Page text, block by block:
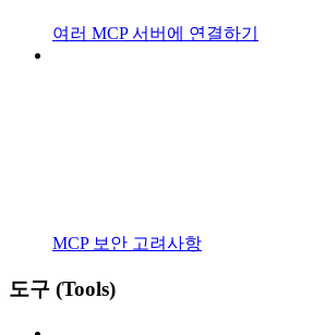
여러 MCP 서버에 연결하기
MCP 보안 고려사항
도구 (Tools)